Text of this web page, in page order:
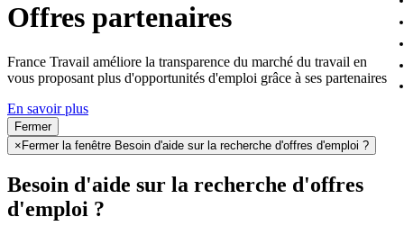
Offres partenaires
France Travail améliore la transparence du marché du travail en
vous proposant plus d'opportunités d'emploi grâce à ses partenaires
En savoir plus
Fermer
× Fermer la fenêtre Besoin d'aide sur la recherche d'offres d'emploi ?
Besoin d'aide sur la recherche d'offres
d'emploi ?